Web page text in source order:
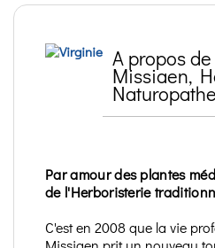
A propos
Missiaen,
Naturopathe
Par amour des plantes
de l'Herboristerie
C'est en 2008 que la vie